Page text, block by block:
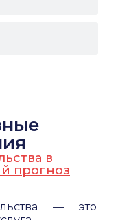
в
прогноз
— это